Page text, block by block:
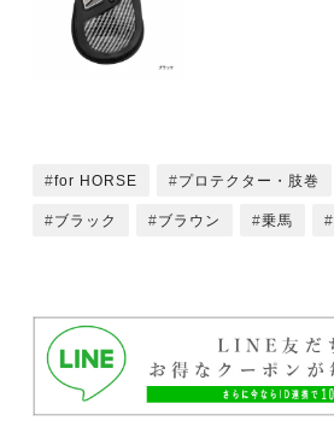
for HORSE プロテクター・肢巻
ブラック ブラウン 乗馬